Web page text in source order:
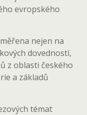
evropského
nejen na
dovedností,
z oblasti českého
a základů
témat